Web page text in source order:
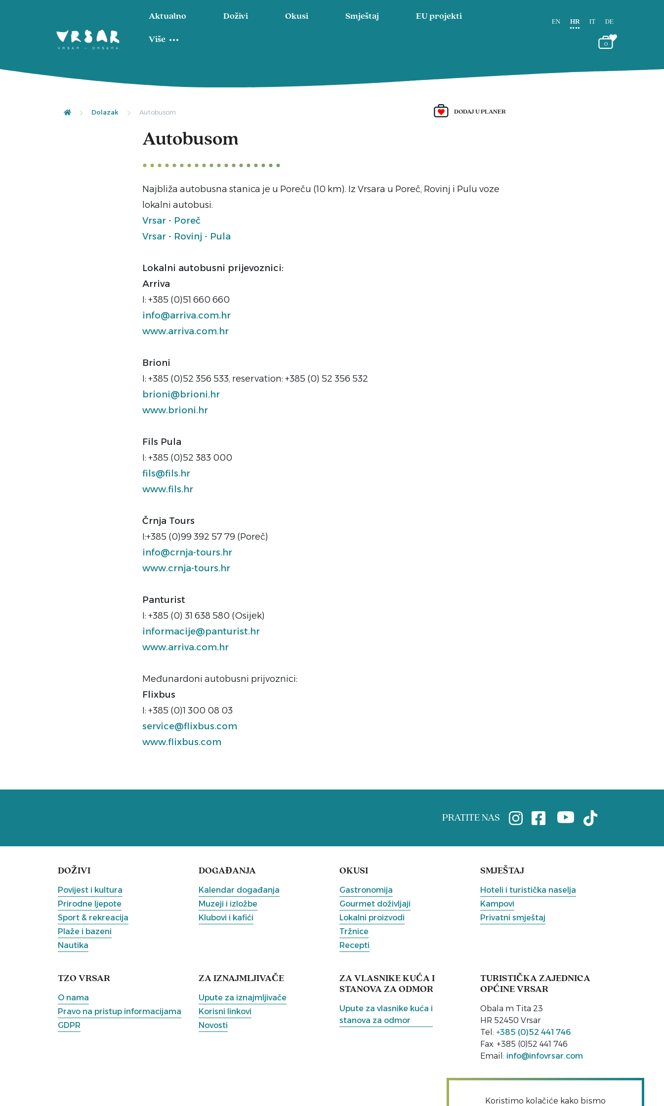
Aktualno Doživi Okusi Smještaj EU projekti
Više
EN HR IT DE
0
Dolazak Autobusom DODAJ U PLANER
Autobusom
Najbliža autobusna stanica je u Poreču (10 km). Iz Vrsara u Poreč, Rovinj i Pulu voze
lokalni autobusi.
Vrsar - Poreč
Vrsar - Rovinj - Pula
Lokalni autobusni prijevoznici:
Arriva
I: +385 (0)51 660 660
info@arriva.com.hr
www.arriva.com.hr
Brioni
I: +385 (0)52 356 533, reservation: +385 (0) 52 356 532
brioni@brioni.hr
www.brioni.hr
Fils Pula
I: +385 (0)52 383 000
fils@fils.hr
www.fils.hr
Črnja Tours
I:+385 (0)99 392 57 79 (Poreč)
info@crnja-tours.hr
www.crnja-tours.hr
Panturist
I: +385 (0) 31 638 580 (Osijek)
informacije@panturist.hr
www.arriva.com.hr
Međunardoni autobusni prijvoznici:
Flixbus
I: +385 (0)1 300 08 03
service@flixbus.com
www.flixbus.com
PRATITE NAS
DOŽIVI
Povijest i kultura
Prirodne ljepote
Sport & rekreacija
Plaže i bazeni
Nautika
DOGAĐANJA
Kalendar događanja
Muzeji i izložbe
Klubovi i kafići
OKUSI
Gastronomija
Gourmet doživljaji
Lokalni proizvodi
Tržnice
Recepti
SMJEŠTAJ
Hoteli i turistička naselja
Kampovi
Privatni smještaj
TZO VRSAR
O nama
Pravo na pristup informacijama
GDPR
ZA IZNAJMLJIVAČE
Upute za iznajmljivače
Korisni linkovi
Novosti
ZA VLASNIKE KUĆA I
STANOVA ZA ODMOR
Upute za vlasnike kuća i
stanova za odmor
TURISTIČKA ZAJEDNICA
OPĆINE VRSAR
Obala m Tita 23
HR 52450 Vrsar
Tel: +385 (0)52 441 746
Fax: +385 (0)52 441 746
Email: info@infovrsar.com
Koristimo kolačiće kako bismo